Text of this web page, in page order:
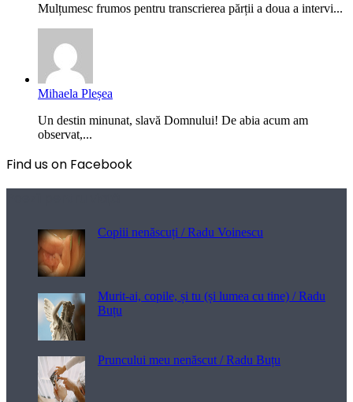
Mulțumesc frumos pentru transcrierea părții a doua a intervi...
Mihaela Pleșea
Un destin minunat, slavă Domnului! De abia acum am
observat,...
Find us on Facebook
Copiii nenăscuți / Radu Voinescu
Murit-ai, copile, și tu (și lumea cu tine) / Radu
Buțu
Pruncului meu nenăscut / Radu Buțu